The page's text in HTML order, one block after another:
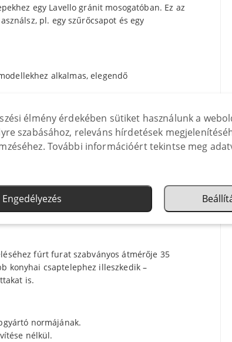
egy Lavello gránit mosogatóban. Ez az
pl. egy szűrőcsapot és egy
alkalmas, elegendő
lyukelrendezést, pl. bal és jobb oldalon,
meg a „Megjegyzések” mezőben, hogy két
fúrt furat
fúrt furat szabványos átmérője 35
konyhai csaptelephez illeszkedik –
is.
normájának.
nélkül.
élmény érdekében sütiket használunk a
szabásához, releváns hírdetések
További információért tekintse meg
Engedélyezés